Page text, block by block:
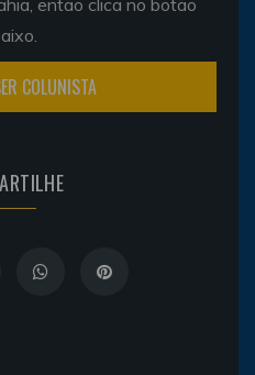
então clica no botão
COLUNISTA